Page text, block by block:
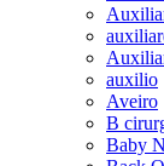
auxilio
Aveiro
B
Baby